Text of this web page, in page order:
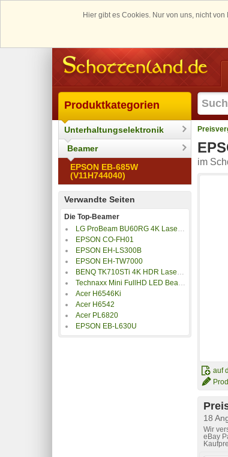
Hier gibt es Cookies. Nur von uns, nicht
Produktkategorien
Unterhaltungselektronik
Beamer
EPSON EB-685W
(V11H744040)
Verwandte Seiten
Die Top-Beamer
LG ProBeam BU60RG 4K Laser Beamer
EPSON CO-FH01
EPSON EH-LS300B
EPSON EH-TW7000
BENQ TK710STi 4K HDR Laser Beamer
Technaxx Mini FullHD LED Beamer TX-113
Acer H6546Ki
Acer H6542
Acer PL6820
EPSON EB-L630U
im
auf
18
Wir
eBay